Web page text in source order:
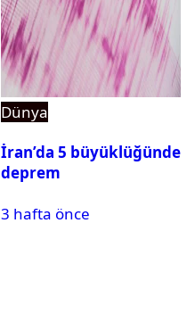
Dünya
İran’da 5 büyüklüğünde
deprem
3 hafta önce